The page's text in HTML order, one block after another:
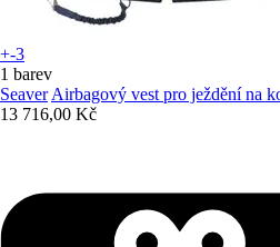
+-3
1 barev
Seaver Airbagový vest pro ježdění na
13 716,00 Kč